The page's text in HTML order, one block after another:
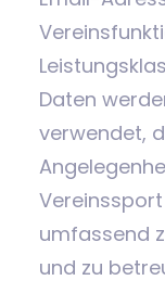
Daten
verwendet,
umfassend
und zu